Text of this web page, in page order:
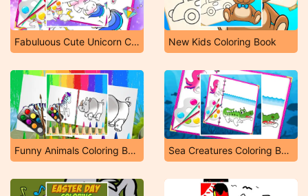
Fabuluous Cute Unicorn Coloring Book New Kids Coloring Book
Funny Animals Coloring Book Sea Creatures Coloring Book